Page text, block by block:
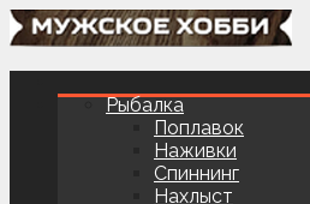
Рыбалка
Поплавок
Наживки
Спиннинг
Нахлыст